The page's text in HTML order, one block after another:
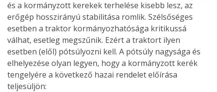
és a kormányzott kerekek terhelése kisebb lesz, az
erőgép hosszirányú stabilitása romlik. Szélsőséges
esetben a traktor kormányozhatósága kritikussá
válhat, esetleg megszűnik. Ezért a traktort ilyen
esetben (elől) pótsúlyozni kell. A pótsúly nagysága és
elhelyezése olyan legyen, hogy a kormányzott kerék
tengelyére a következő hazai rendelet előírása
teljesüljön: